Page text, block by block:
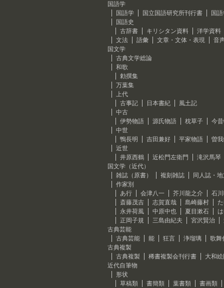
国語学
国語学
国立国語研究所刊行書
国
国語史
古辞書
キリシタン資料
洋学資料
文法
語彙 文章・文体・表現
音
国文学
古典文学総論
和歌
勅撰集
万葉集
上代
古事記
日本書紀
風土記
中古
伊勢物語
源氏物語 枕草子
今
中世
鴨長明
吉田兼好 平家物語
曽
近世
井原西鶴
近松門左衛門
滝沢馬琴
国文学（近代）
雑誌（原書）
複刻雑誌
同人誌・
作家別
あ行
会津八一 芥川龍之介
石
斎藤茂吉
志賀直哉 島崎藤村
永井荷風
中原中也 夏目漱石
正岡子規
三島由紀夫 宮沢賢治
古典芸能
古典芸能
能 狂言 浄瑠璃
歌舞
古典複製
古典複製
稀書複製会刊行書
大和
近代自筆物
形状
草稿類
書簡類 葉書類
書画類